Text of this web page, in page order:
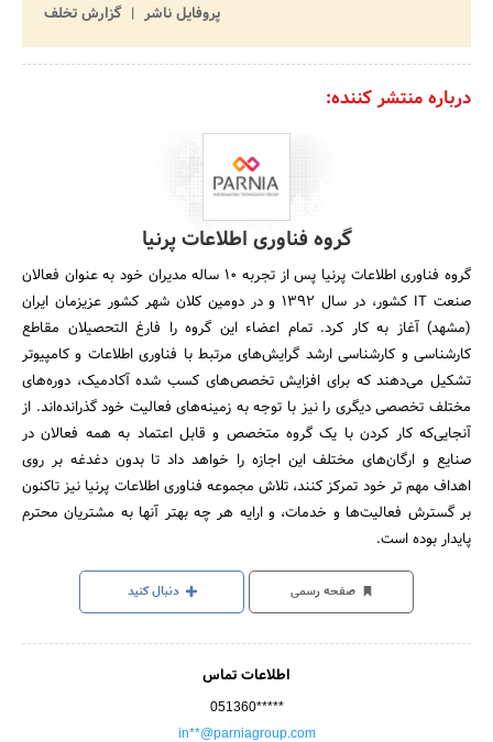
پروفایل ناشر
گزارش تخلف
درباره منتشر کننده:
گروه فناوری اطلاعات پرنیا
گروه فناوری اطلاعات پرنیا پس از تجربه 10 ساله مدیران خود به عنوان فعالان
صنعت IT کشور، در سال 1392 و در دومین کلان شهر کشور عزیزمان ایران
(مشهد) آغاز به کار کرد. تمام اعضاء این گروه را فارغ التحصیلان مقاطع
کارشناسی و کارشناسی ارشد گرایش‌های مرتبط با فناوری اطلاعات و کامپیوتر
تشکیل می‌دهند که برای افزایش تخصص‌های کسب شده آکادمیک، دوره‌های
مختلف تخصصی دیگری را نیز با توجه به زمینه‌های فعالیت خود گذرانده‌اند. از
آنجایی‌که کار کردن با یک گروه متخصص و قابل اعتماد به همه فعالان در
صنایع و ارگان‌های مختلف این اجازه را خواهد داد تا بدون دغدغه بر روی
اهداف مهم تر خود تمرکز کنند، تلاش مجموعه فناوری اطلاعات پرنیا نیز تاکنون
بر گسترش فعالیت‌ها و خدمات، و ارایه هر چه بهتر آنها به مشتریان محترم
پایدار بوده است.
صفحه رسمی دنبال کنید
اطلاعات تماس
051360*****
in**@parniagroup.com